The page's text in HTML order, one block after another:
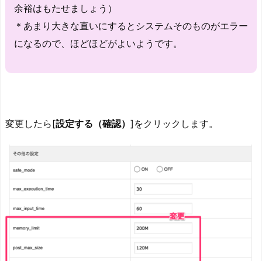
余裕はもたせましょう）
＊あまり大きな直いにするとシステムそのものがエラー
になるので、ほどほどがよいようです。
変更したら[設定する（確認） ]をクリックします。